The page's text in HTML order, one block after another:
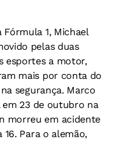
1, Michael
pelas duas
esportes a motor,
mais por conta do
segurança. Marco
23 de outubro na
morreu em acidente
Para o alemão,